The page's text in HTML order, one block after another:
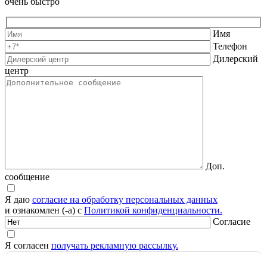
Имя
Телефон
Дилерский
центр
Доп.
сообщение
Я даю согласие на обработку персональных данных
и ознакомлен (-а) с Политикой конфиденциальности.
Согласие
Я согласен получать рекламную рассылку.